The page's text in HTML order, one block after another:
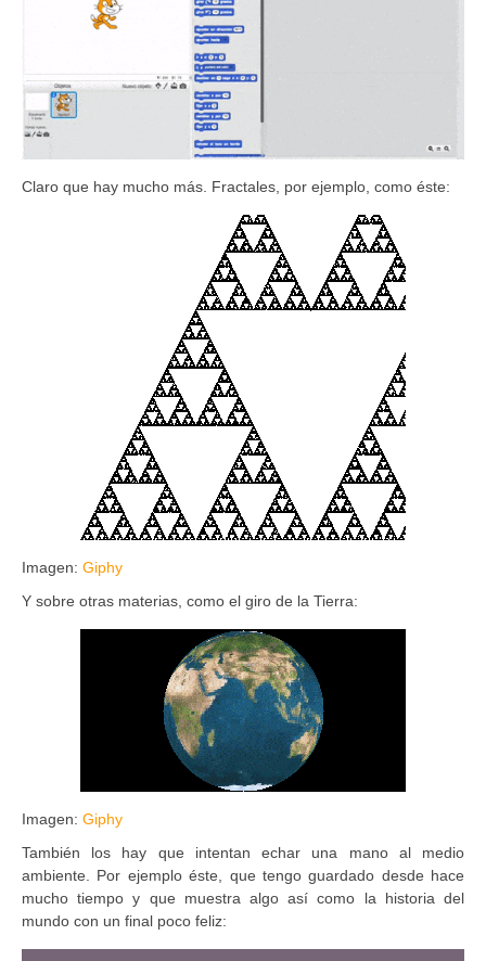
Claro que hay mucho más. Fractales, por ejemplo, como éste:
Imagen: Giphy
Y sobre otras materias, como el giro de la Tierra:
Imagen: Giphy
También los hay que intentan echar una mano al medio
ambiente. Por ejemplo éste, que tengo guardado desde hace
mucho tiempo y que muestra algo así como la historia del
mundo con un final poco feliz: